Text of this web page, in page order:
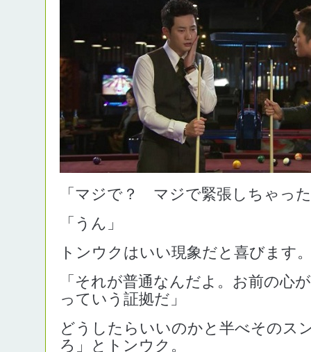
「マジで？ マジで緊張しちゃっ
「うん」
トンウクはいい現象だと喜びます
「それが普通なんだよ。お前の心
っていう証拠だ」
どうしたらいいのかと半べそのス
ろ」とトンウク。